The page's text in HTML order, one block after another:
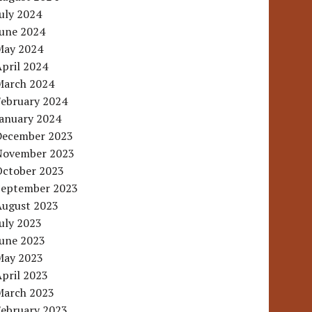
2024
2024
2024
2024
2024
2024
2024
2023
2023
2023
2023
2023
2023
2023
2023
2023
2023